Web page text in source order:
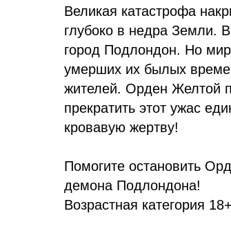
Великая катастрофа
глубоко в недра Земли.
город Подлондон. Но
умерших их былых
жителей. Орден Желтой
прекратить этот ужас
кровавую жертву!
Помогите остановить
демона Подлондона!
Возрастная категория 18+